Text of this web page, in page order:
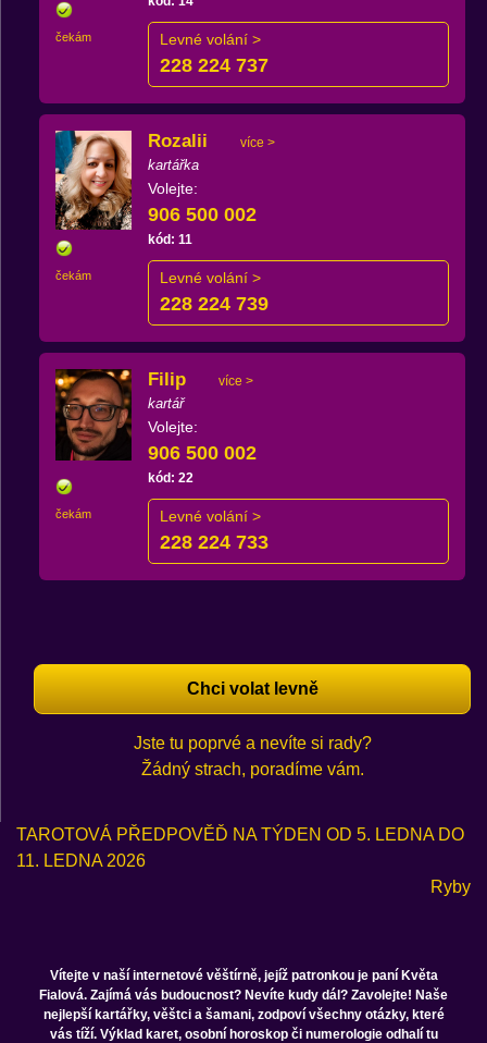
čekám Levné volání >
228 224 737
čekám
Rozalii více >
kartářka
Volejte:
906 500 002
kód: 11
Levné volání >
228 224 739
čekám
Filip více >
kartář
Volejte:
906 500 002
kód: 22
Levné volání >
228 224 733
Chci volat levně
Jste tu poprvé a nevíte si rady?
Žádný strach, poradíme vám.
TAROTOVÁ PŘEDPOVĚĎ NA TÝDEN OD 5. LEDNA DO
11. LEDNA 2026
Ryby
Vítejte v naší internetové věštírně, jejíž patronkou je paní Květa
Fialová. Zajímá vás budoucnost? Nevíte kudy dál? Zavolejte! Naše
nejlepší kartářky, věštci a šamani, zodpoví všechny otázky, které
vás tíží. Výklad karet, osobní horoskop či numerologie odhalí tu